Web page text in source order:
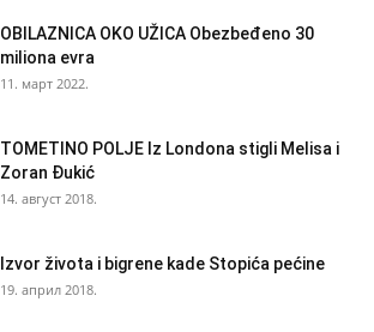
OBILAZNICA OKO UŽICA Obezbeđeno 30
miliona evra
11. март 2022.
TOMETINO POLJE Iz Londona stigli Melisa i
Zoran Đukić
14. август 2018.
Izvor života i bigrene kade Stopića pećine
19. април 2018.